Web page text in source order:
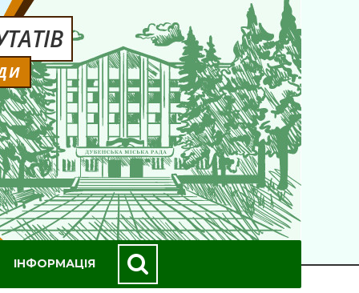
ІНФОРМАЦІЯ